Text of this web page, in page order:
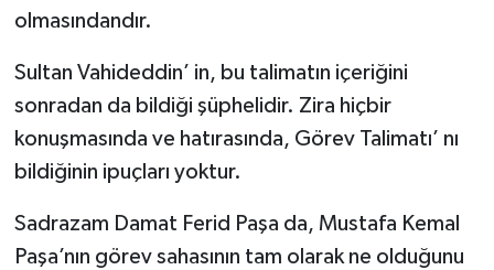
olmasındandır.
Sultan Vahideddin’ in, bu talimatın içeriğini
sonradan da bildiği şüphelidir. Zira hiçbir
konuşmasında ve hatırasında, Görev Talimatı’ nı
bildiğinin ipuçları yoktur.
Sadrazam Damat Ferid Paşa da, Mustafa Kemal
Paşa’nın görev sahasının tam olarak ne olduğunu